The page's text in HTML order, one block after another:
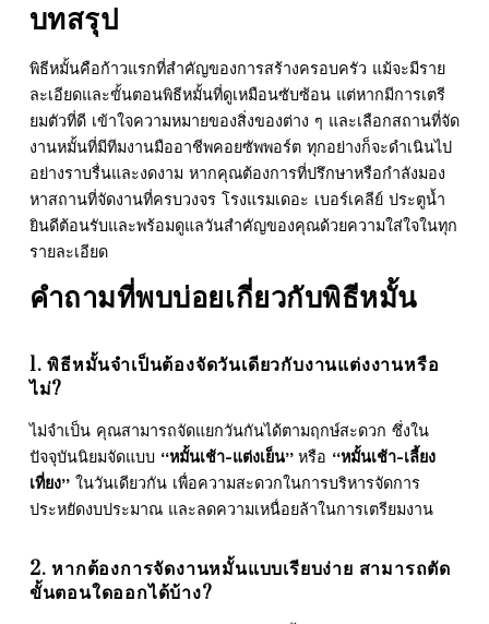
บทสรุป
พิธีหมั้นคือก้าวแรกที่สำคัญของการสร้างครอบครัว แม้จะมีราย
ละเอียดและขั้นตอนพิธีหมั้นที่ดูเหมือนซับซ้อน แต่หากมีการเตรี
ยมตัวที่ดี เข้าใจความหมายของสิ่งของต่าง ๆ และเลือกสถานที่จัด
งานหมั้นที่มีทีมงานมืออาชีพคอยซัพพอร์ต ทุกอย่างก็จะดำเนินไป
อย่างราบรื่นและงดงาม หากคุณต้องการที่ปรึกษาหรือกำลังมอง
หาสถานที่จัดงานที่ครบวงจร โรงแรมเดอะ เบอร์เคลีย์ ประตูน้ำ
ยินดีต้อนรับและพร้อมดูแลวันสำคัญของคุณด้วยความใส่ใจในทุก
รายละเอียด
คำถามที่พบบ่อยเกี่ยวกับพิธีหมั้น
1.พิธีหมั้นจำเป็นต้องจัดวันเดียวกับงานแต่งงานหรือ
ไม่?
ไม่จำเป็น คุณสามารถจัดแยกวันกันได้ตามฤกษ์สะดวก ซึ่งใน
ปัจจุบันนิยมจัดแบบ “หมั้นเช้า-แต่งเย็น” หรือ “หมั้นเช้า-เลี้ยง
เที่ยง”ในวันเดียวกัน เพื่อความสะดวกในการบริหารจัดการ
ประหยัดงบประมาณ และลดความเหนื่อยล้าในการเตรียมงาน
2. หากต้องการจัดงานหมั้นแบบเรียบง่าย สามารถตัด
ขั้นตอนใดออกได้บ้าง?